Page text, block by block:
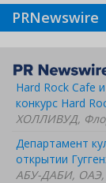
PRNewswire
Hard Rock Cafe
конкурс Hard
ХОЛЛИВУД,
Департамент
открытии
АБУ-ДАБИ, ОАЭ,